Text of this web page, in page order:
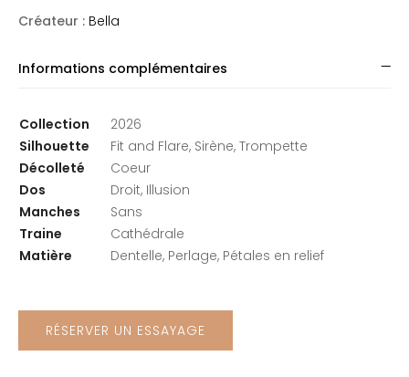
Créateur : Bella
Informations complémentaires
Collection
2026
Silhouette
Fit and Flare, Sirène, Trompette
Décolleté
Coeur
Dos
Droit, Illusion
Manches
Sans
Traine
Cathédrale
Matière
Dentelle, Perlage, Pétales en relief
RÉSERVER UN ESSAYAGE